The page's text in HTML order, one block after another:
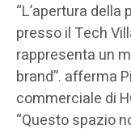
“L’apertura
presso il Tech
rappresenta un
brand”. afferma
commerciale di
“Questo spazio